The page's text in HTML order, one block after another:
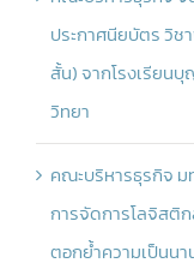
ประกาศนียบัตร วิช
สั้น) จากโรงเรียน
วิทยา
คณะบริหารธุรกิจ ม
การจัดการโลจิสติ
ตอกย้ำความเป็นนา